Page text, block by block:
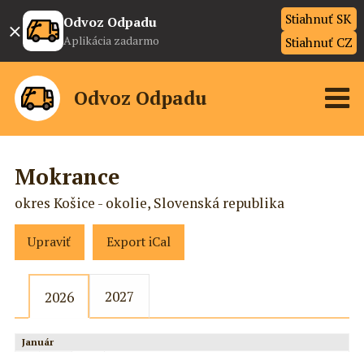
× Odvoz Odpadu
Aplikácia zadarmo
Stiahnuť SK
Stiahnuť CZ
Odvoz Odpadu
Mokrance
okres Košice - okolie, Slovenská republika
Upraviť Export iCal
2026 2027
Január